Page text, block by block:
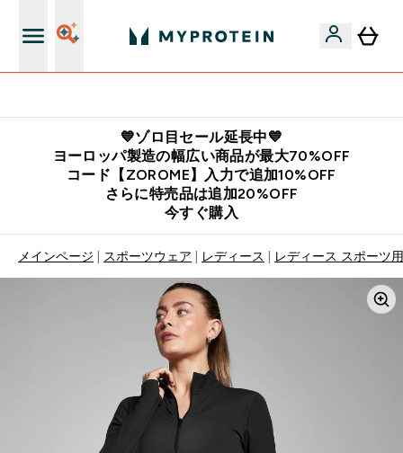
💙ゾロ目セール延長中💙
ヨーロッパ製造の幅広い商品が最大70%OFF
コード【ZOROME】入力で追加10%OFF
さらに特売品は追加20%OFF
今すぐ購入
メインページ スポーツウェア レディース レディース スポーツ